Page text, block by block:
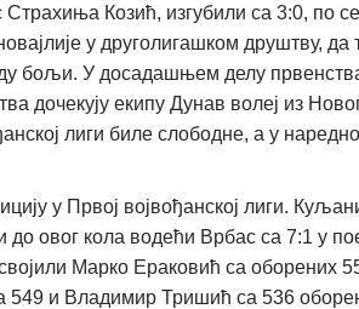
Козић, изгубили са 3:0, по
у друголигашком друштву, да
бољи. У досадашњем делу
дочекују екипу Дунав волеј из
лиги биле слободне, а у
у Првој војвођанској лиги.
до овог кола водећи Врбас са 7:1 у
Марко Ераковић са оборених
549 и Владимир Тришић са 536